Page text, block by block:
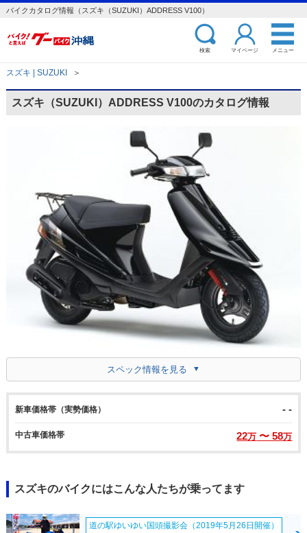
バイクカタログ情報（スズキ（SUZUKI）ADDRESS V100）
検索 マイページ メニュー
スズキ | SUZUKI ＞
スズキ（SUZUKI）ADDRESS V100のカタログ情報
スペック情報を見る
新車価格帯（実勢価格） - -
中古車価格帯 22万 〜 58万
スズキのバイクにはこんな人たちが乗ってます
道の駅ゆいゆい国頭撮影会（2019年5月26日開催）